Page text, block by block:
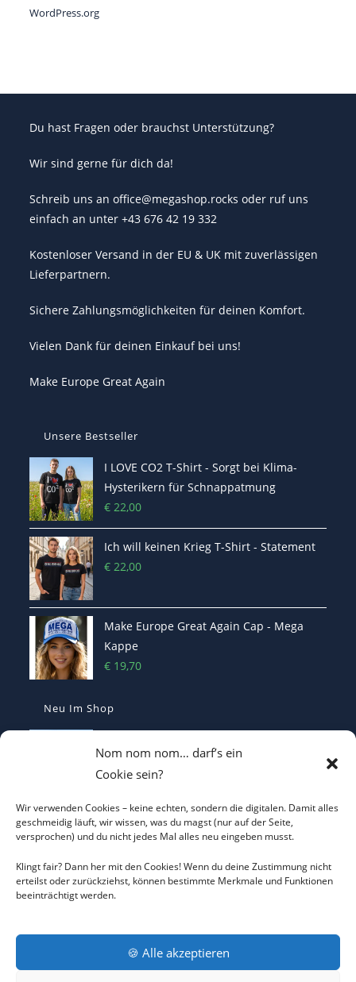
Nom nom nom… darf’s ein
Cookie sein?
Wir verwenden Cookies – keine echten, sondern die digitalen. Damit alles
geschmeidig läuft, wir wissen, was du magst (nur auf der Seite,
versprochen) und du nicht jedes Mal alles neu eingeben musst.
Klingt fair? Dann her mit den Cookies! Wenn du deine Zustimmung nicht
erteilst oder zurückziehst, können bestimmte Merkmale und Funktionen
beeinträchtigt werden.
🍪 Alle akzeptieren
WordPress.org
Du hast Fragen oder brauchst Unterstützung?
Wir sind gerne für dich da!
Schreib uns an office@megashop.rocks oder ruf uns
einfach an unter +43 676 42 19 332
Kostenloser Versand in der EU & UK mit zuverlässigen
Lieferpartnern.
Sichere Zahlungsmöglichkeiten für deinen Komfort.
Vielen Dank für deinen Einkauf bei uns!
Make Europe Great Again
Unsere Bestseller
I LOVE CO2 T-Shirt - Sorgt bei Klima-
Hysterikern für Schnappatmung
€ 22,00
Ich will keinen Krieg T-Shirt - Statement
€ 22,00
Make Europe Great Again Cap - Mega
Kappe
€ 19,70
Neu Im Shop
Hysterikern für Schnappatmung
€22,00
Casquette Je Suis Marine – Trucker Cap
€19,70
ICH WILL KEINEN KRIEG Trucker Cap –
€19,70